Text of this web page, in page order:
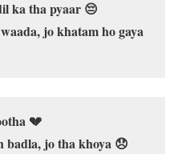
ka tha pyaar 😔
jo khatam ho gaya
💔
badla, jo tha khoya 😞